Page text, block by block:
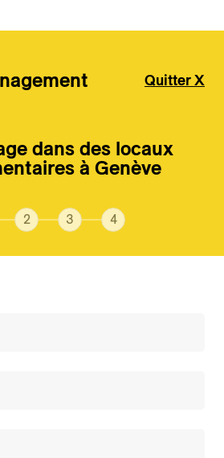
Quitter X
dans des locaux
à Genève